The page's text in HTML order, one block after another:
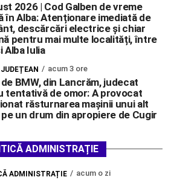
2026 | Cod Galben de vreme
în Alba: Atenționare imediată de
descărcări electrice și chiar
pentru mai multe localități, între
Alba Iulia
acum 3 ore
BMW, din Lancrăm, judecat
tentativă de omor: A provocat
răsturnarea mașinii unui alt
un drum din apropiere de Cugir
ADMINISTRAȚIE
ADMINISTRAȚIE acum o zi